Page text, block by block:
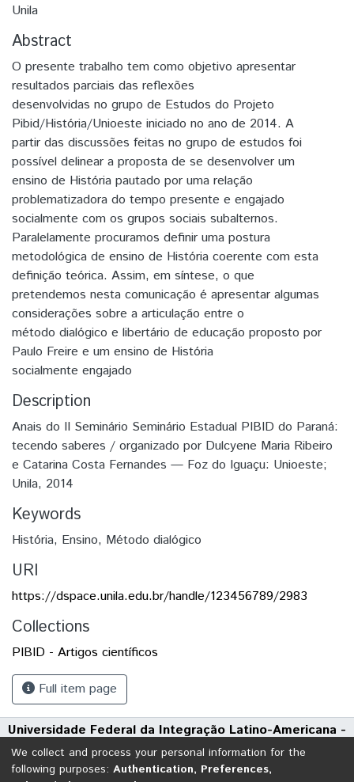
Unila
Abstract
O presente trabalho tem como objetivo apresentar
resultados parciais das reflexões
desenvolvidas no grupo de Estudos do Projeto
Pibid/História/Unioeste iniciado no ano de 2014. A
partir das discussões feitas no grupo de estudos foi
possível delinear a proposta de se desenvolver um
ensino de História pautado por uma relação
problematizadora do tempo presente e engajado
socialmente com os grupos sociais subalternos.
Paralelamente procuramos definir uma postura
metodológica de ensino de História coerente com esta
definição teórica. Assim, em síntese, o que
pretendemos nesta comunicação é apresentar algumas
considerações sobre a articulação entre o
método dialógico e libertário de educação proposto por
Paulo Freire e um ensino de História
socialmente engajado
Description
Anais do II Seminário Seminário Estadual PIBID do Paraná:
tecendo saberes / organizado por Dulcyene Maria Ribeiro
e Catarina Costa Fernandes — Foz do Iguaçu: Unioeste;
Unila, 2014
Keywords
História, Ensino, Método dialógico
URI
https://dspace.unila.edu.br/handle/123456789/2983
Collections
PIBID - Artigos científicos
Full item page
Universidade Federal da Integração Latino-Americana -
UNILA
Avenida Tarquínio Joslin dos Santos, 1000 - Polo Universitário
We collect and process your personal information for the
following purposes: Authentication, Preferences,